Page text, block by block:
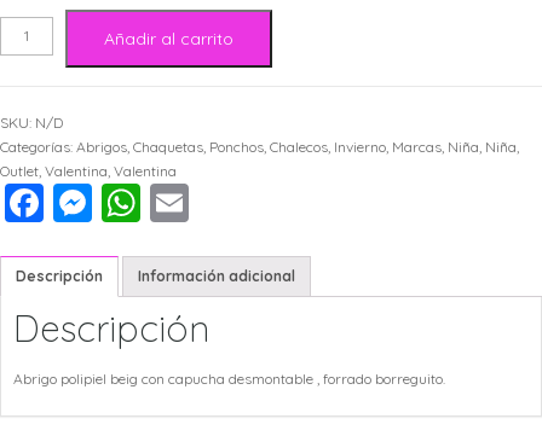
Valentina
Charol
Beig
Añadir al carrito
SKU: N/D
Categorías: Abrigos, Chaquetas, Ponchos, Chalecos, Invierno, Marcas, Niña, Niña,
Outlet, Valentina, Valentina
Facebook
Messenger
WhatsApp
Descripción Información adicional
Descripción
Abrigo polipiel beig con capucha desmontable , forrado borreguito.